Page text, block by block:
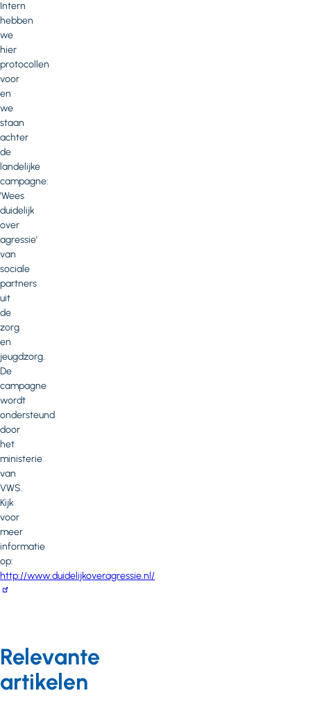
Intern
hebben
we
hier
protocollen
voor
en
we
staan
achter
de
landelijke
campagne:
'Wees
duidelijk
over
agressie'
van
sociale
partners
uit
de
zorg
en
jeugdzorg.
De
campagne
wordt
ondersteund
door
het
ministerie
van
VWS.
Kijk
voor
meer
informatie
op:
http://www.duidelijkoveragressie.nl/
Relevante
artikelen